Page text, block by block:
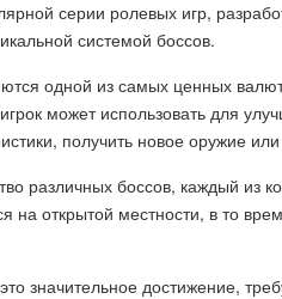
серии ролевых игр,
системой боссов.
одной из самых ценных
может использовать для
получить новое оружие
различных боссов, каждый из
на открытой местности, в то
значительное достижение,